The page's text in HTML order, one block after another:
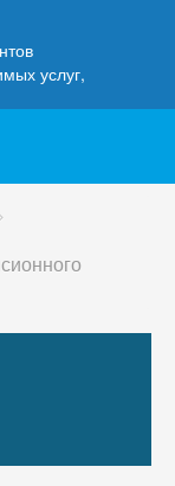
услуг,